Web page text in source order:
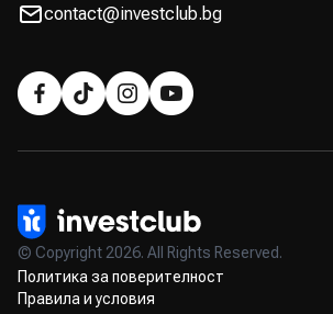
contact@investclub.bg
© Copyright 2026. All Rights Reserved.
Политика за поверителност
Правила и условия